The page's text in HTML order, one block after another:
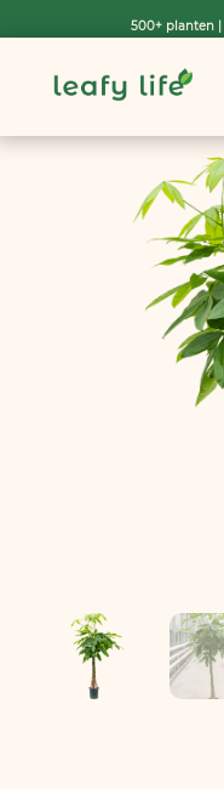
500+ planten